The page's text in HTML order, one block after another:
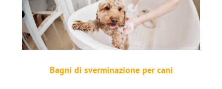
Bagni di sverminazione per cani